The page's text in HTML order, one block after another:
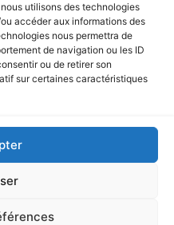
utilisons des technologies
accéder aux informations des
nous permettra de
de navigation ou les ID
ou de retirer son
sur certaines caractéristiques